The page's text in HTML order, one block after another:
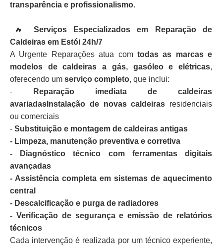
transparência e profissionalismo.
🔥
Serviços Especializados em Reparação de
Caldeiras em Estói 24h/7
A Urgente Reparações atua com todas as marcas e
modelos de caldeiras a gás, gasóleo e elétricas,
oferecendo um serviço completo, que inclui:
-
Reparação imediata de caldeiras
avariadasInstalação de novas caldeiras residenciais
ou comerciais
- Substituição e montagem de caldeiras antigas
- Limpeza, manutenção preventiva e corretiva
- Diagnóstico técnico com ferramentas digitais
avançadas
- Assistência completa em sistemas de aquecimento
central
- Descalcificação e purga de radiadores
- Verificação de segurança e emissão de relatórios
técnicos
Cada intervenção é realizada por um técnico experiente,